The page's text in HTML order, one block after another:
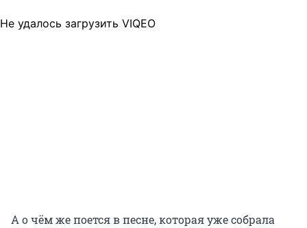
Не удалось загрузить VIQEO
А о чём же поется в песне, которая уже собрала